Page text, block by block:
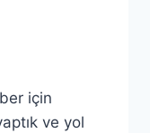
için
ve yol